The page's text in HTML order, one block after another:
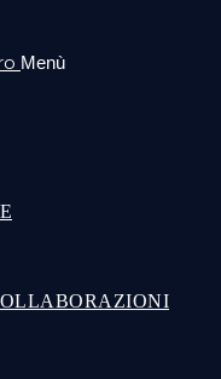
Menù